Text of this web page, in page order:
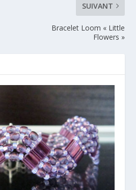
SUIVANT
Bracelet Loom « Little
Flowers »